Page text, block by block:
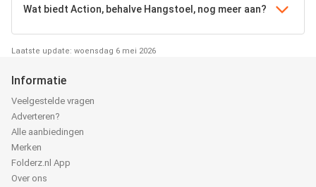
Wat biedt Action, behalve Hangstoel, nog meer aan?
Laatste update: woensdag 6 mei 2026
Informatie
Veelgestelde vragen
Adverteren?
Alle aanbiedingen
Merken
Folderz.nl App
Over ons